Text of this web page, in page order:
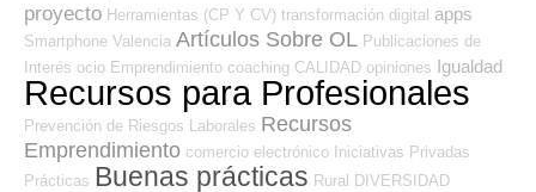
proyecto Herramientas (CP Y CV) transformación digital apps
Smartphone Valencia Artículos Sobre OL Publicaciones de
Interés ocio Emprendimiento coaching CALIDAD opiniones Igualdad
Recursos para Profesionales
Prevención de Riesgos Laborales Recursos
Emprendimiento comercio electrónico Iniciativas Privadas
Prácticas Buenas prácticas Rural DIVERSIDAD